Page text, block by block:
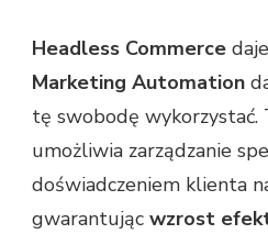
Headless Commerce
Marketing Automation
tę swobodę wykorzystać.
umożliwia zarządzanie
doświadczeniem klienta
gwarantując wzrost